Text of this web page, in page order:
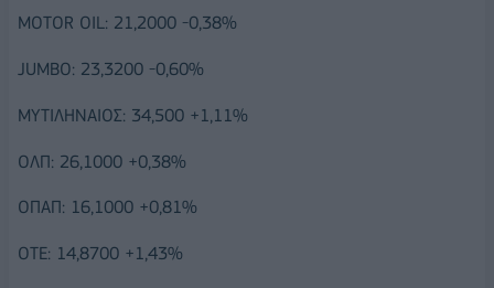
MOTOR OIL: 21,2000 -0,38%
JUMBO: 23,3200 -0,60%
ΜΥΤΙΛΗΝΑΙΟΣ: 34,500 +1,11%
ΟΛΠ: 26,1000 +0,38%
ΟΠΑΠ: 16,1000 +0,81%
ΟΤΕ: 14,8700 +1,43%